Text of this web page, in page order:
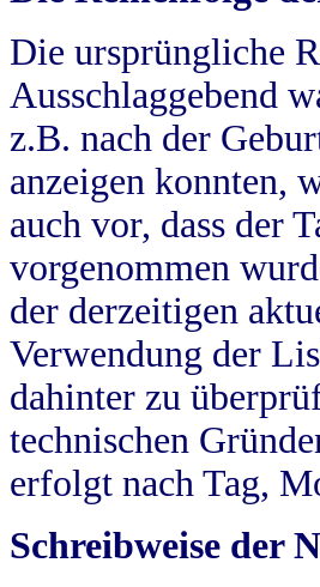
Die ursprüngliche
Ausschlaggebend
z.B. nach der
anzeigen konnten,
auch vor, dass der
vorgenommen
der derzeitigen
Verwendung der
dahinter zu
technischen
erfolgt nach Tag,
Schreibweise der